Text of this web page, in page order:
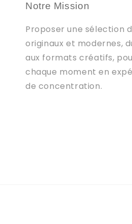
Notre Mission
Proposer une sélection
originaux et modernes,
aux formats créatifs,
chaque moment en
de concentration.